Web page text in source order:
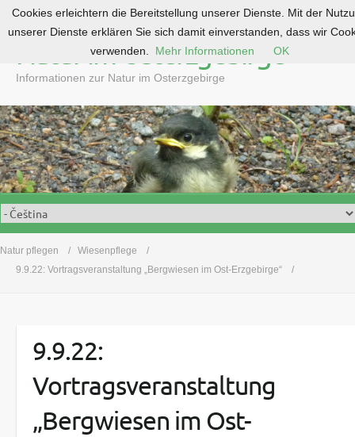
o
c
o
n
t
e
n
Natur im Osterzgebirge
Informationen zur Natur im Osterzgebirge
Natur pflegen
Wiesenpflege
9.9.22: Vortragsveranstaltung „Bergwiesen im Ost-Erzgebirge“
9.9.22:
Vortragsveranstaltung
„Bergwiesen im Ost-
Cookies erleichtern die Bereitstellung unserer Dienste. Mit der
unserer Dienste erklären Sie sich damit einverstanden, dass wir
verwenden.
Mehr Informationen OK